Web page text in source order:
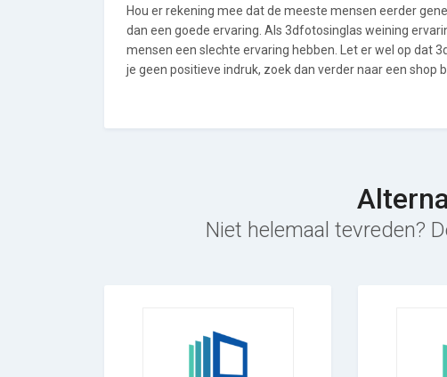
Hou er rekening mee dat de meeste mensen eerder
dan een goede ervaring. Als 3dfotosinglas weining
mensen een slechte ervaring hebben. Let er wel op dat
je geen positieve indruk, zoek dan verder naar een shop
Niet helemaal tevreden?